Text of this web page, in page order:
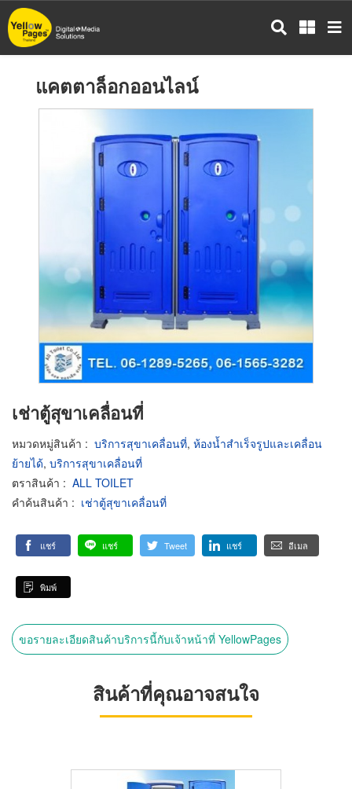
ข้าม
ไป
แคตตาล็อกออนไลน์
เช่าตู้สุขาเคลื่อนที่
หมวดหมู่สินค้า : บริการสุขาเคลื่อนที่, ห้องน้ำสำเร็จรูปและเคลื่อน
ย้ายได้, บริการสุขาเคลื่อนที่
ตราสินค้า : ALL TOILET
คำค้นสินค้า : เช่าตู้สุขาเคลื่อนที่
แชร์ แชร์ Tweet แชร์ อีเมล
พิมพ์
ขอรายละเอียดสินค้าบริการนี้กับเจ้าหน้าที่ YellowPages
สินค้าที่คุณอาจสนใจ